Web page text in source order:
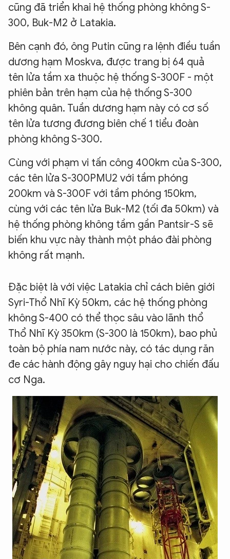
cũng đã triển khai hệ thống phòng không S-
300, Buk-M2 ở Latakia.
Bên cạnh đó, ông Putin cũng ra lệnh điều tuần
dương hạm Moskva, được trang bị 64 quả
tên lửa tầm xa thuộc hệ thống S-300F - một
phiên bản trên hạm của hệ thống S-300
không quân. Tuần dương hạm này có cơ số
tên lửa tương đương biên chế 1 tiểu đoàn
phòng không S-300.
Cùng với phạm vi tấn công 400km của S-300,
các tên lửa S-300PMU2 với tầm phóng
200km và S-300F với tầm phóng 150km,
cùng với các tên lửa Buk-M2 (tối đa 50km) và
hệ thống phòng không tầm gần Pantsir-S sẽ
biến khu vực này thành một pháo đài phòng
không rất mạnh.
Đặc biệt là với việc Latakia chỉ cách biên giới
Syri-Thổ Nhĩ Kỳ 50km, các hệ thống phòng
không S-400 có thể thọc sâu vào lãnh thổ
Thổ Nhĩ Kỳ 350km (S-300 là 150km), bao phủ
toàn bộ phía nam nước này, có tác dụng răn
đe các hành động gây nguy hại cho chiến đấu
cơ Nga.